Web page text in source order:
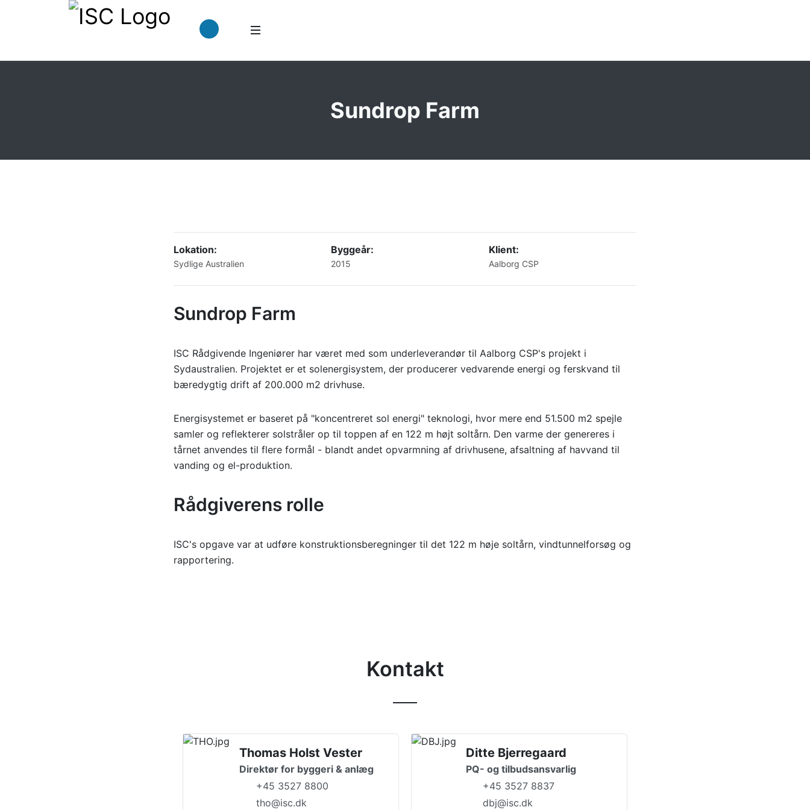
Sundrop Farm
Lokation:
Sydlige Australien
Byggeår:
2015
Klient:
Aalborg CSP
Sundrop Farm
ISC Rådgivende Ingeniører har været med som underleverandør til Aalborg CSP's projekt i
Sydaustralien. Projektet er et solenergisystem, der producerer vedvarende energi og ferskvand til
bæredygtig drift af 200.000 m2 drivhuse.
Energisystemet er baseret på "koncentreret sol energi" teknologi, hvor mere end 51.500 m2 spejle
samler og reflekterer solstråler op til toppen af en 122 m højt soltårn. Den varme der genereres i
tårnet anvendes til flere formål - blandt andet opvarmning af drivhusene, afsaltning af havvand til
vanding og el-produktion.
Rådgiverens rolle
ISC's opgave var at udføre konstruktionsberegninger til det 122 m høje soltårn, vindtunnelforsøg og
rapportering.
Kontakt
Thomas Holst Vester
Direktør for byggeri & anlæg
+45 3527 8800
tho@isc.dk
Ditte Bjerregaard
PQ- og tilbudsansvarlig
+45 3527 8837
dbj@isc.dk